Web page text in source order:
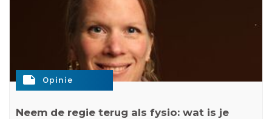
note Opinie
Neem de regie terug als fysio: wat is je